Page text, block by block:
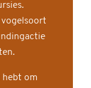
vogelsoort
hebt om